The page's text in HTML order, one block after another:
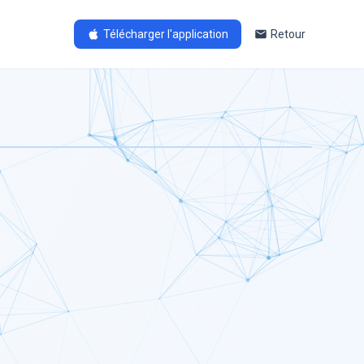
Télécharger l'application Retour